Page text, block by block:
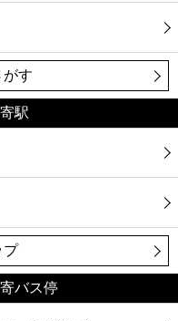
がす
駅
プ
バス停